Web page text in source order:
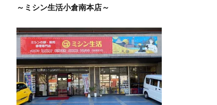
～ミシン生活小倉南本店～